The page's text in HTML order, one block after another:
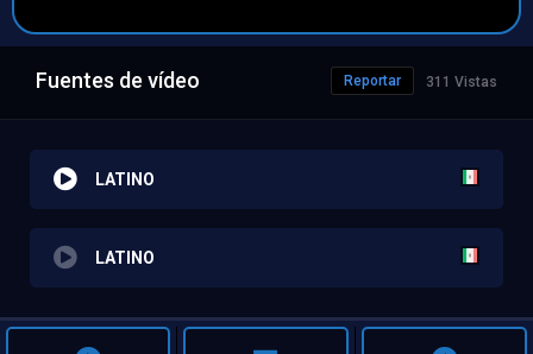
Fuentes de vídeo 311 Vistas
Reportar
LATINO
LATINO